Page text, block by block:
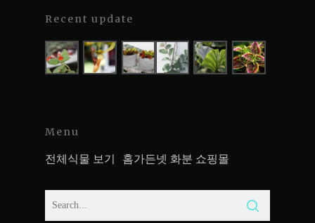
Recent update
Menu
전체식물 보기 홈가든넷 화분 쇼핑몰